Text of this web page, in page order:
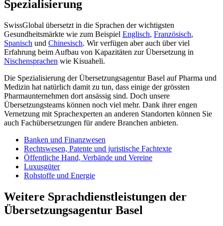
Spezialisierung
SwissGlobal übersetzt in die Sprachen der wichtigsten
Gesundheitsmärkte wie zum Beispiel Englisch, Französisch,
Spanisch und Chinesisch. Wir verfügen aber auch über viel
Erfahrung beim Aufbau von Kapazitäten zur Übersetzung in
Nischensprachen wie Kisuaheli.
Die Spezialisierung der Übersetzungsagentur Basel auf Pharma und
Medizin hat natürlich damit zu tun, dass einige der grössten
Pharmaunternehmen dort ansässig sind. Doch unsere
Übersetzungsteams können noch viel mehr. Dank ihrer engen
Vernetzung mit Sprachexperten an anderen Standorten können Sie
auch Fachübersetzungen für andere Branchen anbieten.
Banken und Finanzwesen
Rechtswesen, Patente und juristische Fachtexte
Öffentliche Hand, Verbände und Vereine
Luxusgüter
Rohstoffe und Energie
Weitere Sprachdienstleistungen der
Übersetzungsagentur Basel